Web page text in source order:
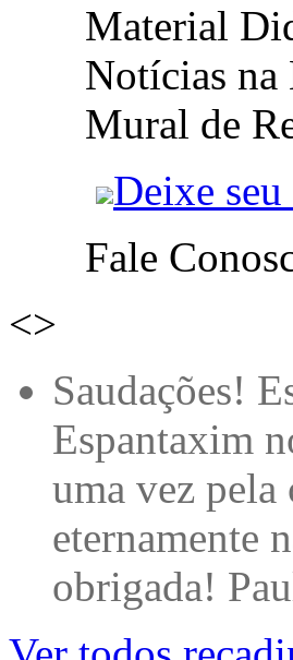
Material
Notícias na
Mural de
Deixe
Fale
<>
Qual grande
minha filha
mais. Dulce
Castelinho